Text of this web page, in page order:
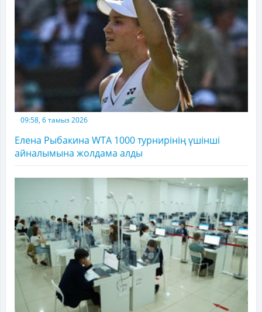
09:58, 6 тамыз 2026
Елена Рыбакина WTA 1000 турнирінің үшінші
айналымына жолдама алды